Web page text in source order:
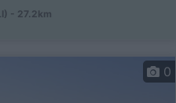
- 27.2km
0